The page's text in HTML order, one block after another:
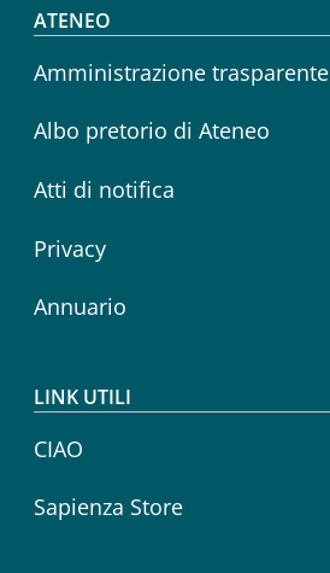
Footer menu
ATENEO
Amministrazione trasparente
Albo pretorio di Ateneo
Atti di notifica
Privacy
Annuario
LINK UTILI
CIAO
Sapienza Store